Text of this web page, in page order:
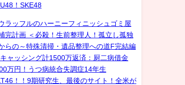
！SKE48
ラッフルのハーニーフィニッシュゴミ屋
完計画 ＜必殺！生前整理人！孤立し孤独
らの～特殊清掃・遺品整理への道F完結編
キャッシング計1500万返済：厨二病借金
万円！うつ病統合失調症14年生
！！9期研究生、最後のサイト！全米が